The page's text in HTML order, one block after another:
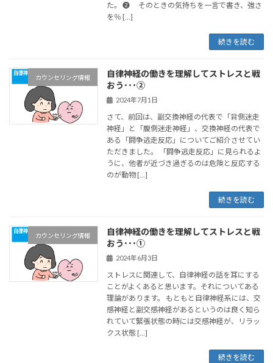
た。 ❷ そのときの気持ちを一言で書き、強さ
を％ […]
続きを読む
カウンセリング情報
自律神経の働きを理解してストレスと戦
おう･･･②
2024年7月1日
さて、前回は、副交換神経の代表で「背側迷走
神経」と「腹側迷走神経」、交換神経の代表で
ある「闘争逃走反応」についてご紹介させてい
ただきました。 「闘争逃走反応」に見られるよ
うに、他者が近づき過ぎるのは危険と反応する
のが動物 […]
続きを読む
カウンセリング情報
自律神経の働きを理解してストレスと戦
おう･･･①
2024年6月3日
ストレスに関連して、自律神経の話を耳にする
ことがよくあると思います。それについてある
理論があります。 もともと自律神経系には、交
感神経と副交感神経があるというのは良く知ら
れていて緊張状態の時には交感神経が、リラッ
クス状態 […]
続きを読む